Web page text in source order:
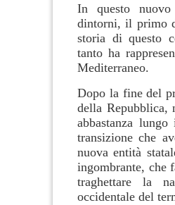
In questo
dintorni, il primo
storia di questo
tanto ha
Mediterraneo.
Dopo la fine del
della Repubblica,
abbastanza
transizione che
nuova entità
ingombrante, che
traghettare la
occidentale del